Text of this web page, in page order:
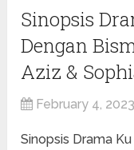
Sinopsis
Dengan
Aziz &
February 4, 2023
Sinopsis Drama